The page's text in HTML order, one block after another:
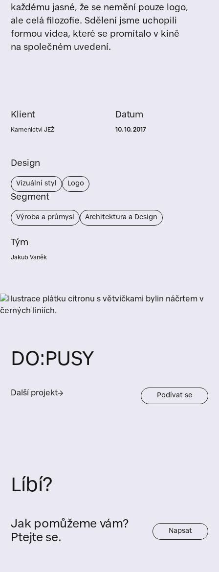
každému jasné, že se nemění pouze logo,
ale celá filozofie. Sdělení jsme uchopili
formou videa, které se promítalo v kině
na společném uvedení.
Klient
Kamenictví JEŽ
Datum
10. 10. 2017
Design
Vizuální styl Logo
Segment
Výroba a průmysl Architektura a Design
Tým
Jakub Vaněk
DO:PUSY
Další projekt→ Podívat se
Líbí?
Jak pomůžeme vám?
Ptejte se.
Napsat